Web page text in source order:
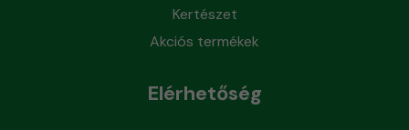
Kertészet
Akciós termékek
Elérhetőség